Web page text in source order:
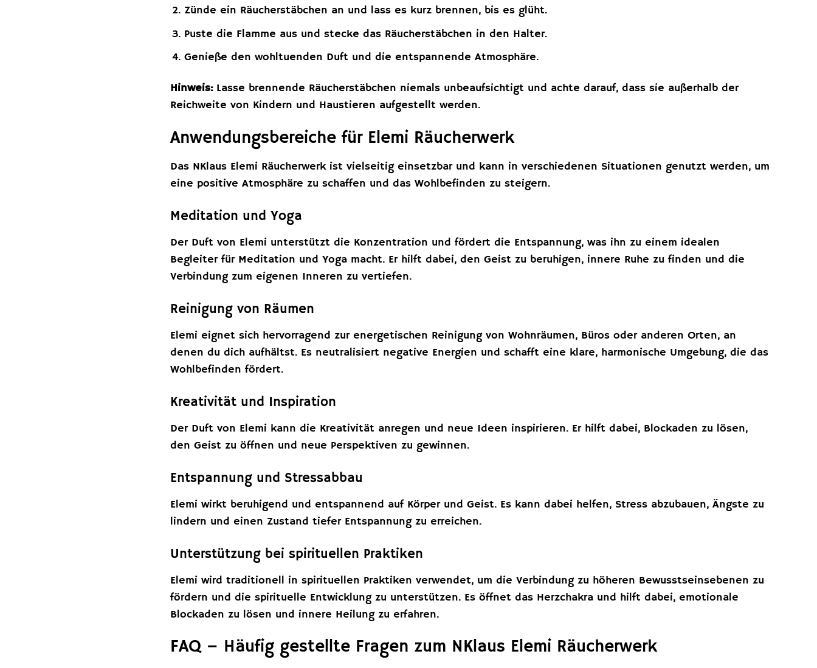
Zünde ein Räucherstäbchen an und lass es kurz brennen, bis es glüht.
Puste die Flamme aus und stecke das Räucherstäbchen in den Halter.
Genieße den wohltuenden Duft und die entspannende Atmosphäre.
Hinweis:Lasse brennende Räucherstäbchen niemals unbeaufsichtigt und achte darauf, dass sie außerhalb der
Reichweite von Kindern und Haustieren aufgestellt werden.
Anwendungsbereiche für Elemi Räucherwerk
Das NKlaus Elemi Räucherwerk ist vielseitig einsetzbar und kann in verschiedenen Situationen genutzt werden, um
eine positive Atmosphäre zu schaffen und das Wohlbefinden zu steigern.
Meditation und Yoga
Der Duft von Elemi unterstützt die Konzentration und fördert die Entspannung, was ihn zu einem idealen
Begleiter für Meditation und Yoga macht. Er hilft dabei, den Geist zu beruhigen, innere Ruhe zu finden und die
Verbindung zum eigenen Inneren zu vertiefen.
Reinigung von Räumen
Elemi eignet sich hervorragend zur energetischen Reinigung von Wohnräumen, Büros oder anderen Orten, an
denen du dich aufhältst. Es neutralisiert negative Energien und schafft eine klare, harmonische Umgebung, die das
Wohlbefinden fördert.
Kreativität und Inspiration
Der Duft von Elemi kann die Kreativität anregen und neue Ideen inspirieren. Er hilft dabei, Blockaden zu lösen,
den Geist zu öffnen und neue Perspektiven zu gewinnen.
Entspannung und Stressabbau
Elemi wirkt beruhigend und entspannend auf Körper und Geist. Es kann dabei helfen, Stress abzubauen, Ängste zu
lindern und einen Zustand tiefer Entspannung zu erreichen.
Unterstützung bei spirituellen Praktiken
Elemi wird traditionell in spirituellen Praktiken verwendet, um die Verbindung zu höheren Bewusstseinsebenen zu
fördern und die spirituelle Entwicklung zu unterstützen. Es öffnet das Herzchakra und hilft dabei, emotionale
Blockaden zu lösen und innere Heilung zu erfahren.
FAQ – Häufig gestellte Fragen zum NKlaus Elemi Räucherwerk